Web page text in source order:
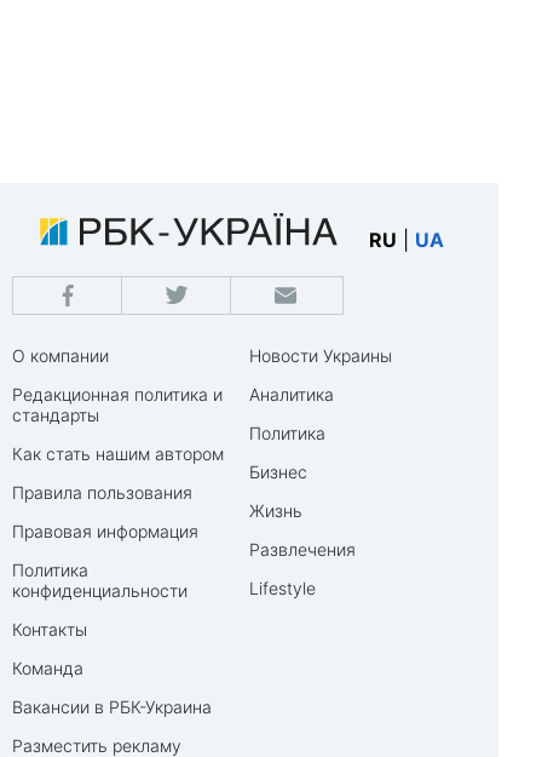
RU UA
О компании
Редакционная политика и
стандарты
Как стать нашим автором
Правила пользования
Правовая информация
Политика
конфиденциальности
Контакты
Команда
Вакансии в РБК-Украина
Разместить рекламу
Новости Украины
Аналитика
Политика
Бизнес
Жизнь
Развлечения
Lifestyle